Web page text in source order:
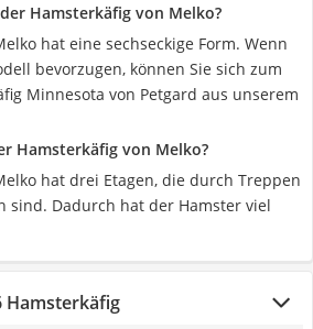
Hamsterkäfig von Melko?
hat eine sechseckige Form. Wenn
bevorzugen, können Sie sich zum
Minnesota von Petgard aus unserem
Hamsterkäfig von Melko?
hat drei Etagen, die durch Treppen
sind. Dadurch hat der Hamster viel
Hamsterkäfig